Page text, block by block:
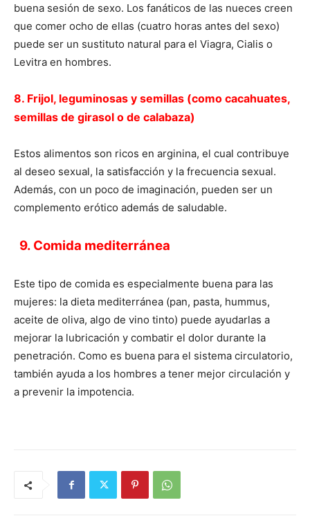
buena sesión de sexo. Los fanáticos de las nueces creen
que comer ocho de ellas (cuatro horas antes del sexo)
puede ser un sustituto natural para el Viagra, Cialis o
Levitra en hombres.
8. Frijol, leguminosas y semillas (como cacahuates,
semillas de girasol o de calabaza)
Estos alimentos son ricos en arginina, el cual contribuye
al deseo sexual, la satisfacción y la frecuencia sexual.
Además, con un poco de imaginación, pueden ser un
complemento erótico además de saludable.
9. Comida mediterránea
Este tipo de comida es especialmente buena para las
mujeres: la dieta mediterránea (pan, pasta, hummus,
aceite de oliva, algo de vino tinto) puede ayudarlas a
mejorar la lubricación y combatir el dolor durante la
penetración. Como es buena para el sistema circulatorio,
también ayuda a los hombres a tener mejor circulación y
a prevenir la impotencia.